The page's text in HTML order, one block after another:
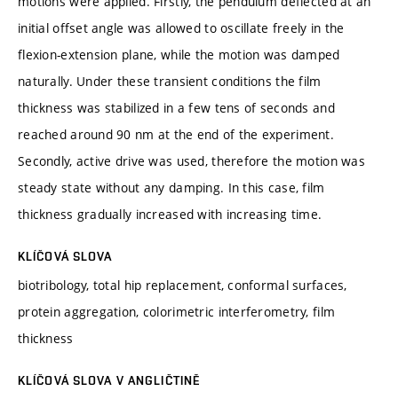
initial offset angle was allowed to oscillate freely in the
flexion-extension plane, while the motion was damped
naturally. Under these transient conditions the film
thickness was stabilized in a few tens of seconds and
reached around 90 nm at the end of the experiment.
Secondly, active drive was used, therefore the motion was
steady state without any damping. In this case, film
thickness gradually increased with increasing time.
KLÍČOVÁ SLOVA
biotribology, total hip replacement, conformal surfaces,
protein aggregation, colorimetric interferometry, film
thickness
KLÍČOVÁ SLOVA V ANGLIČTINĚ